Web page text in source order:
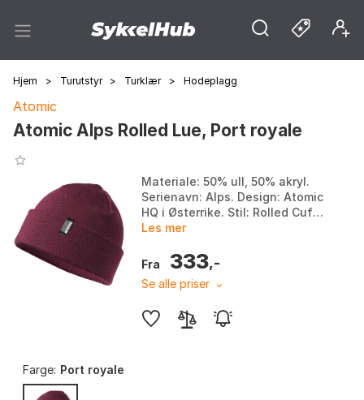
Hjem > Turutstyr > Turklær > Hodeplagg
Atomic
Atomic Alps Rolled Lue, Port royale
Materiale: 50% ull, 50% akryl.
Serienavn: Alps. Design: Atomic
HQ i Østerrike. Stil: Rolled Cuff
Beanie. Farge: Port royale.
Les mer
Fra 333,-
Se alle priser
Farge: Port royale